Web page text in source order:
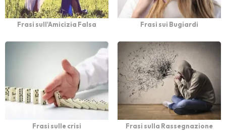
Frasi sull'Amicizia Falsa Frasi sui Bugiardi
Frasi sulle crisi Frasi sulla Rassegnazione